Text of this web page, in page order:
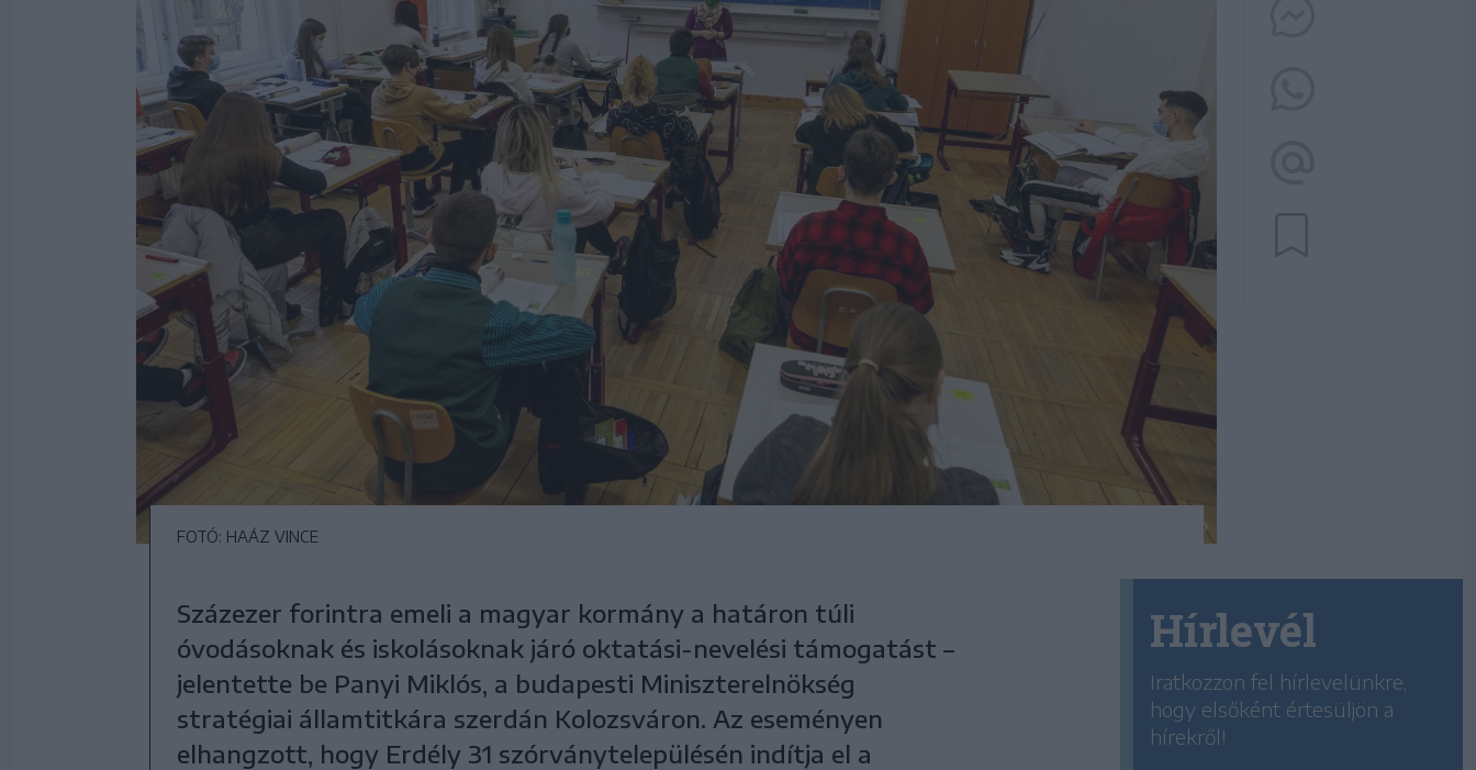
FOTÓ: HAÁZ VINCE
Százezer forintra emeli a magyar kormány a határon túli
óvodásoknak és iskolásoknak járó oktatási-nevelési támogatást –
jelentette be Panyi Miklós, a budapesti Miniszterelnökség
stratégiai államtitkára szerdán Kolozsváron. Az eseményen
elhangzott, hogy Erdély 31 szórványtelepülésén indítja el a
Hírlevél
Iratkozzon fel hírlevelünkre,
hogy elsőként értesüljön a
hírekről!